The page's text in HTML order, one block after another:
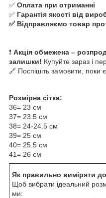
✅ Оплата при отриманні
✅ Гарантія якості від
✅ Відправляємо товар
❗ Акція обмежена –
залишки! Купуйте зараз і
🔗 Поспішіть замовити, поки
Розмірна сітка:
36= 23 см
37= 23.5 см
38= 24-24.5 см
39= 25 см
40= 25.5 см
41= 26 см
Як правильно виміряти
Щоб вибрати ідеальний
ми: